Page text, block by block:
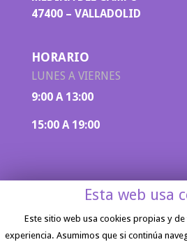
47400 – VALLADOLID
HORARIO
LUNES A VIERNES
9:00 A 13:00
15:00 A 19:00
Aviso legal|Política de
Esta web usa
Este sitio web usa cookies propias y
experiencia. Asumimos que si continúa